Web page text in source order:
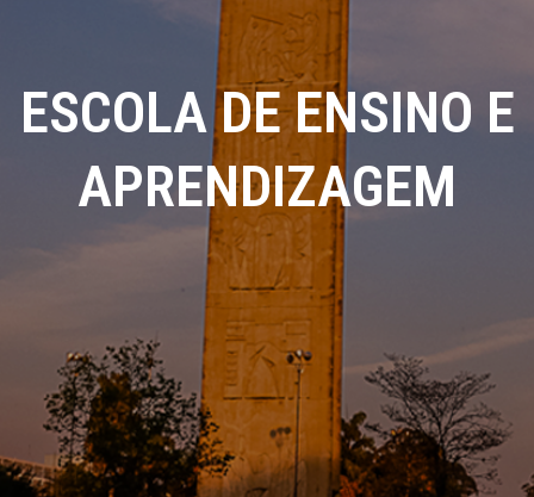
ESCOLA DE ENSINO E
APRENDIZAGEM